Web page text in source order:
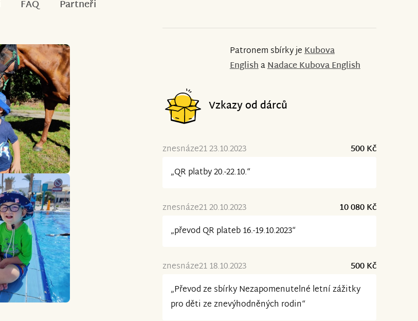
FAQ Partneři
Patronem sbírky jeKubova
EnglishaNadace Kubova English
Vzkazy od dárců
znesnáze21 23.10.2023
500 Kč
„QR platby 20.-22.10.“
znesnáze21 20.10.2023
10 080 Kč
„převod QR plateb 16.-19.10.2023“
znesnáze21 18.10.2023
500 Kč
„Převod ze sbírky Nezapomenutelné letní zážitky
pro děti ze znevýhodněných rodin“